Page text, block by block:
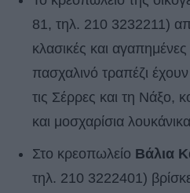
81, τηλ. 210 3232211)
κλασικές και αγαπημένες
πασχαλινό τραπέζι
τις Σέρρες και τη Νάξο,
και μοσχαρίσια
Στο κρεοπωλείο Βάλια
τηλ. 210 3222401)